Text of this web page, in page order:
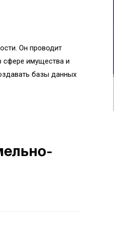
Он проводит
сфере имущества и
базы данных